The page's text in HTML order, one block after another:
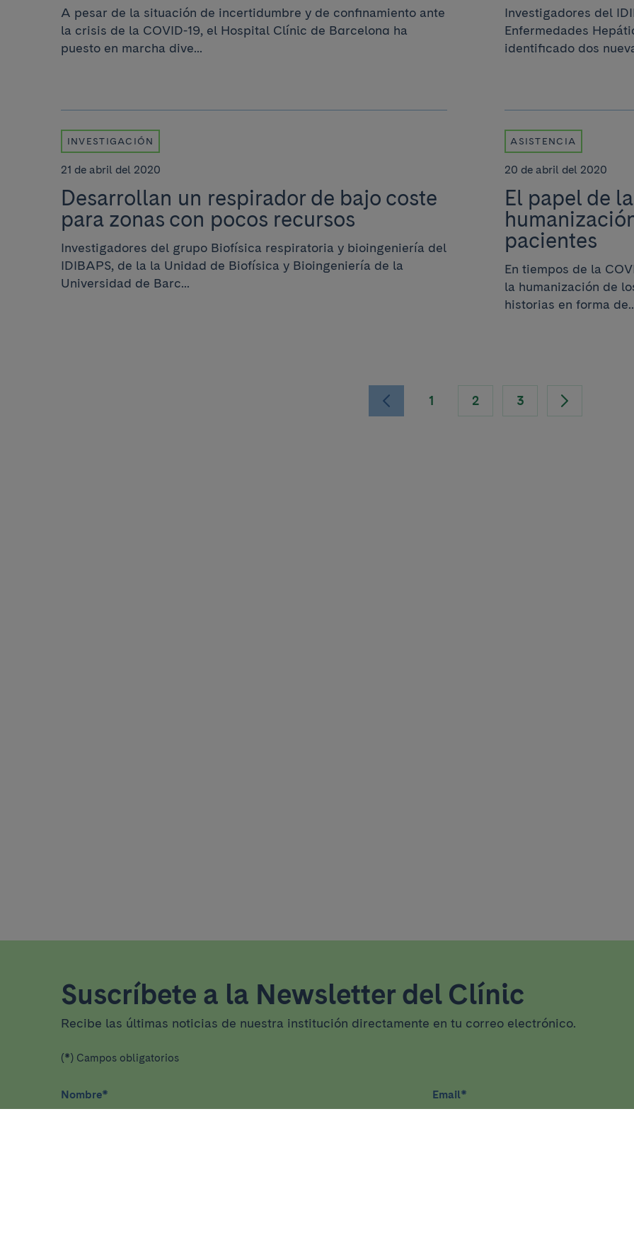
A pesar de la situación de incertidumbre y de confinamiento ante
la crisis de la COVID-19, el Hospital Clínic de Barcelona ha
puesto en marcha dive...
Investigadores del
Enfermedades
identificado dos
INVESTIGACIÓN
21 de abril del 2020
Desarrollan un respirador de bajo coste
para zonas con pocos recursos
Investigadores del grupo Biofísica respiratoria y bioingeniería del
IDIBAPS, de la la Unidad de Biofísica y Bioingeniería de la
Universidad de Barc...
ASISTENCIA
20 de abril del 2020
El papel de
pacientes
En tiempos de la
la humanización de
historias en forma
1 2 3
Suscríbete a la Newsletter del Clínic
Recibe las últimas noticias de nuestra institución directamente en tu correo electrónico.
(*) Campos obligatorios
Nombre* Email*